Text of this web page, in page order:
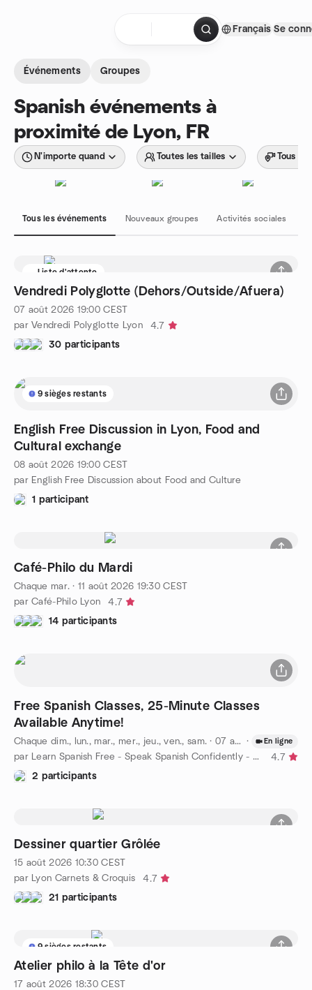
Français Se
Événements Groupes
Spanish événements à
proximité de Lyon, FR
N'importe quand Toutes les tailles Tous
Tous les événements Nouveaux groupes Activités sociales
Liste d'attente
Vendredi Polyglotte (Dehors/Outside/Afuera)
07 août 2026 19:00 CEST
par Vendredi Polyglotte Lyon
4.7
30 participants
9 sièges restants
English Free Discussion in Lyon, Food and
Cultural exchange
08 août 2026 19:00 CEST
par English Free Discussion about Food and Culture
1 participant
Café-Philo du Mardi
Chaque mar. · 11 août 2026 19:30 CEST
par Café-Philo Lyon
4.7
14 participants
Free Spanish Classes, 25-Minute Classes
Available Anytime!
Chaque dim., lun., mar., mer., jeu., ven., sam. ·07 août 2026 15:00
· En ligne
par Learn Spanish Free - Speak Spanish Confidently - Paris
4.7
2 participants
Dessiner quartier Grôlée
15 août 2026 10:30 CEST
par Lyon Carnets & Croquis
4.7
21 participants
9 sièges restants
Atelier philo à la Tête d'or
17 août 2026 18:30 CEST